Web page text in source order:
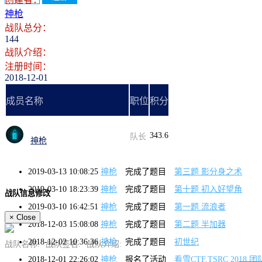
神枪
战队总分：
144
战队介绍：
注册时间：
2018-12-01
成员名称 职位积分
神枪 队长 343.6
2019-03-13 10:08:25 神枪 完成了题目
第三题 影分身之术
2019-03-10 18:23:39 神枪 完成了题目
第十题 初入好望角
2019-03-10 16:42:51 神枪 完成了题目
第一题 流浪者
2018-12-03 15:08:08 神枪 完成了题目
第二题 半加器
2018-12-02 10:36:36 神枪 完成了题目
初世纪
2018-12-01 22:26:02 神枪 报名了活动 看雪CTF.TSRC 2018 团
战队信息修改
× Close
战队名称: 战队签名: 战队介绍: